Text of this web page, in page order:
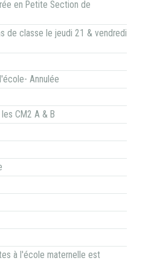
en Petite Section de
de classe le jeudi 21 & vendredi
Annulée
CM2 A & B
à l'école maternelle est